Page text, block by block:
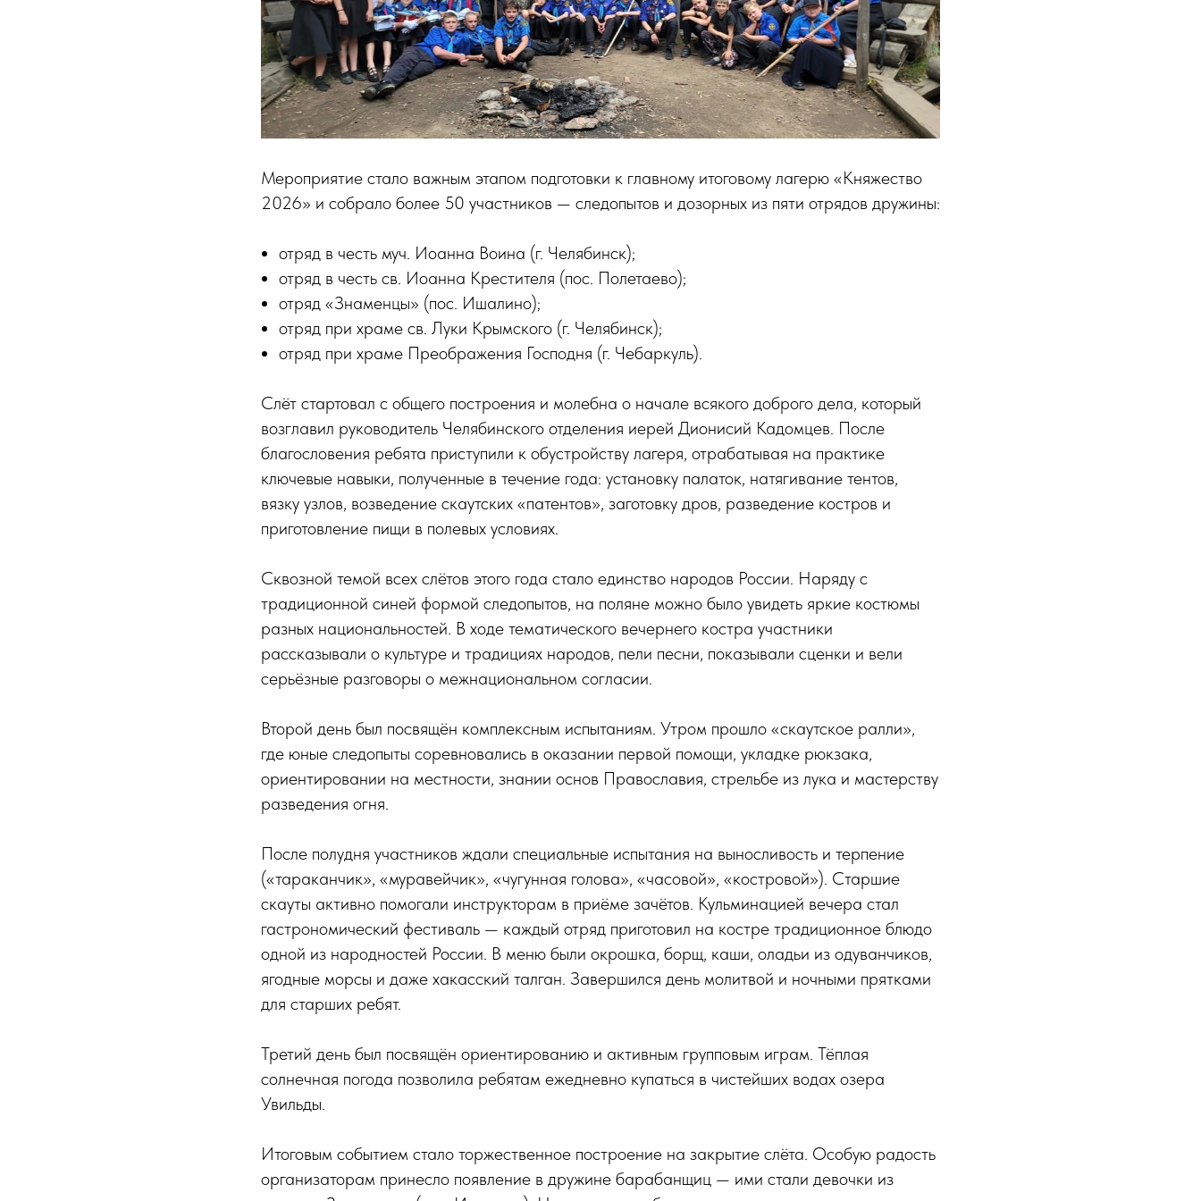
Мероприятие стало важным этапом подготовки к главному итоговому лагерю «Княжество
2026» и собрало более 50 участников — следопытов и дозорных из пяти отрядов дружины:
отряд в честь муч. Иоанна Воина (г. Челябинск);
отряд в честь св. Иоанна Крестителя (пос. Полетаево);
отряд «Знаменцы» (пос. Ишалино);
отряд при храме св. Луки Крымского (г. Челябинск);
отряд при храме Преображения Господня (г. Чебаркуль).
Слёт стартовал с общего построения и молебна о начале всякого доброго дела, который
возглавил руководитель Челябинского отделения иерей Дионисий Кадомцев. После
благословения ребята приступили к обустройству лагеря, отрабатывая на практике
ключевые навыки, полученные в течение года: установку палаток, натягивание тентов,
вязку узлов, возведение скаутских «патентов», заготовку дров, разведение костров и
приготовление пищи в полевых условиях.
Сквозной темой всех слётов этого года стало единство народов России. Наряду с
традиционной синей формой следопытов, на поляне можно было увидеть яркие костюмы
разных национальностей. В ходе тематического вечернего костра участники
рассказывали о культуре и традициях народов, пели песни, показывали сценки и вели
серьёзные разговоры о межнациональном согласии.
Второй день был посвящён комплексным испытаниям. Утром прошло «скаутское ралли»,
где юные следопыты соревновались в оказании первой помощи, укладке рюкзака,
ориентировании на местности, знании основ Православия, стрельбе из лука и мастерству
разведения огня.
После полудня участников ждали специальные испытания на выносливость и терпение
(«тараканчик», «муравейчик», «чугунная голова», «часовой», «костровой»). Старшие
скауты активно помогали инструкторам в приёме зачётов. Кульминацией вечера стал
гастрономический фестиваль — каждый отряд приготовил на костре традиционное блюдо
одной из народностей России. В меню были окрошка, борщ, каши, оладьи из одуванчиков,
ягодные морсы и даже хакасский талган. Завершился день молитвой и ночными прятками
для старших ребят.
Третий день был посвящён ориентированию и активным групповым играм. Тёплая
солнечная погода позволила ребятам ежедневно купаться в чистейших водах озера
Увильды.
Итоговым событием стало торжественное построение на закрытие слёта. Особую радость
организаторам принесло появление в дружине барабанщиц — ими стали девочки из